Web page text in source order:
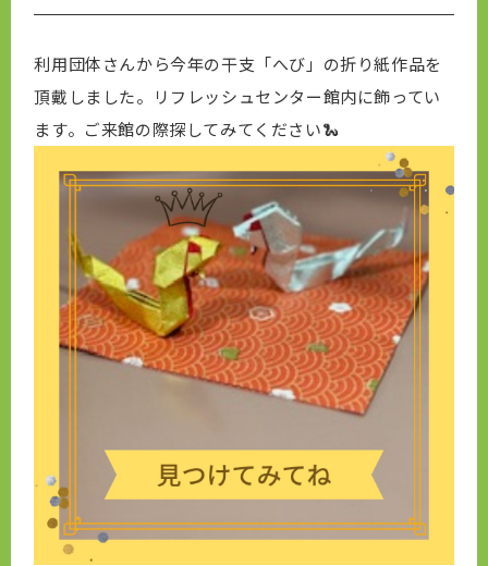
利用団体さんから今年の干支「へび」の折り紙作品を
頂戴しました。リフレッシュセンター館内に飾ってい
ます。ご来館の際探してみてください🐍